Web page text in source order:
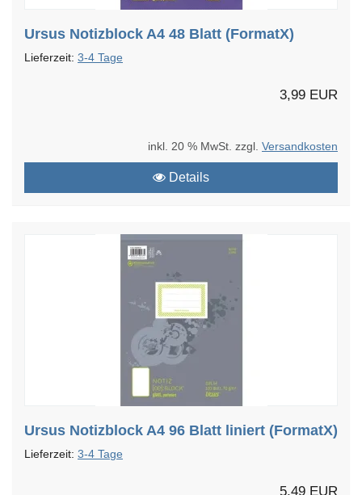
Ursus Notizblock A4 48 Blatt (FormatX)
Lieferzeit: 3-4 Tage
3,99 EUR
inkl. 20 % MwSt. zzgl. Versandkosten
Details
Ursus Notizblock A4 96 Blatt liniert (FormatX)
Lieferzeit: 3-4 Tage
5,49 EUR